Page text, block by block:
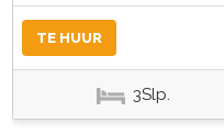
TE HUUR
3Slp.